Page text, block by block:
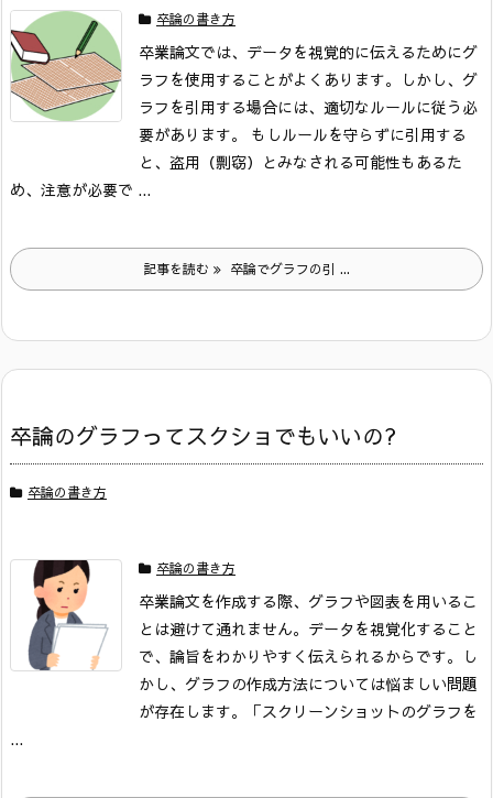
卒論の書き方
卒業論文では、データを視覚的に伝えるためにグ
ラフを使用することがよくあります。しかし、グ
ラフを引用する場合には、適切なルールに従う必
要があります。 もしルールを守らずに引用する
と、盗用（剽窃）とみなされる可能性もあるた
め、注意が必要で ...
記事を読む 卒論でグラフの引 ...
卒論のグラフってスクショでもいいの?
卒論の書き方
卒論の書き方
卒業論文を作成する際、グラフや図表を用いるこ
とは避けて通れません。データを視覚化すること
で、論旨をわかりやすく伝えられるからです。し
かし、グラフの作成方法については悩ましい問題
が存在します。
「スクリーンショットのグラフを
...